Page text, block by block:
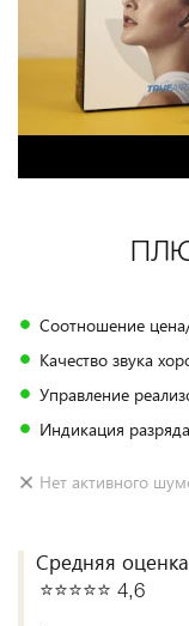
Соотношение
Качество звука
Управление
Индикация
Нет активного
Средняя оценка
⭐️⭐️⭐️⭐️⭐️ 4,6